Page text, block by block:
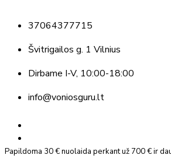
37064377715
Švitrigailos g. 1 Vilnius
Dirbame I-V, 10:00-18:00
info@voniosguru.lt
Papildoma 30 € nuolaida perkant už 700 € ir